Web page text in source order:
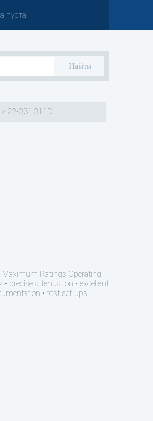
пуста
> 22-331.311D
Ratings Operating
precise attenuation • excellent
• test set-ups .